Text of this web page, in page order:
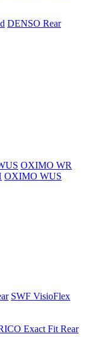
DENSO Rear
OXIMO WR
OXIMO WUS
SWF VisioFlex
Exact Fit Rear